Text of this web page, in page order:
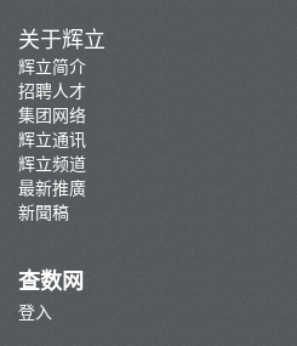
关于辉立
辉立简介
招聘人才
集团网络
辉立通讯
辉立频道
最新推廣
新聞稿
查数网
登入